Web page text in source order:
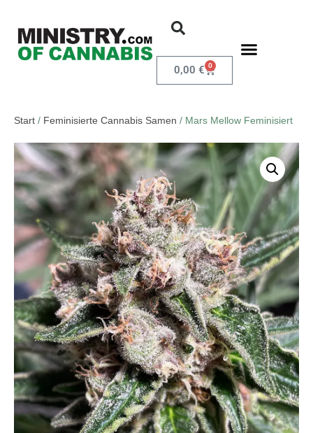
0,00 € 0
Start / Feminisierte Cannabis Samen / Mars Mellow Feminisiert